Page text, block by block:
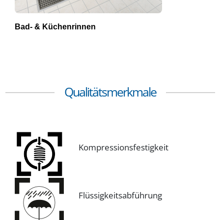
Bad- & Küchenrinnen
Qualitätsmerkmale
Kompressionsfestigkeit
Flüssigkeitsabführung